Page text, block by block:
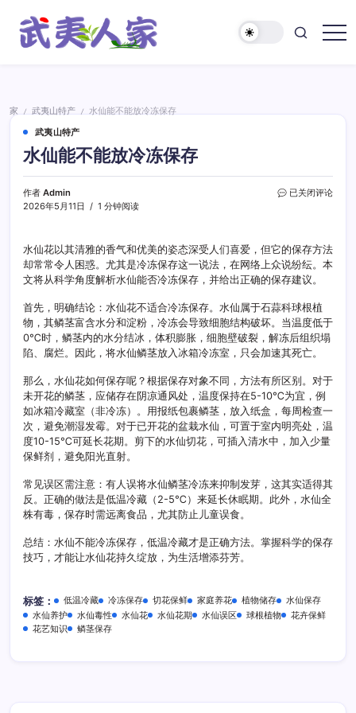
家
家 / 武夷山特产 /
水仙能不能放冷冻保存
武夷山特产
水仙能不能放冷冻保存
作者 Admin
2026年5月11日
1 分钟阅读
水
能
放
冷
冻
存
已关闭评论
水仙花以其清雅的香气和优美的姿态深受人们喜爱，但它的保存方法
却常常令人困惑。尤其是冷冻保存这一说法，在网络上众说纷纭。本
文将从科学角度解析水仙能否冷冻保存，并给出正确的保存建议。
首先，明确结论：水仙花不适合冷冻保存。水仙属于石蒜科球根植
物，其鳞茎富含水分和淀粉，冷冻会导致细胞结构破坏。当温度低于
0℃时，鳞茎内的水分结冰，体积膨胀，细胞壁破裂，解冻后组织塌
陷、腐烂。因此，将水仙鳞茎放入冰箱冷冻室，只会加速其死亡。
那么，水仙花如何保存呢？根据保存对象不同，方法有所区别。对于
未开花的鳞茎，应储存在阴凉通风处，温度保持在5-10℃为宜，例
如冰箱冷藏室（非冷冻）。用报纸包裹鳞茎，放入纸盒，每周检查一
次，避免潮湿发霉。对于已开花的盆栽水仙，可置于室内明亮处，温
度10-15℃可延长花期。剪下的水仙切花，可插入清水中，加入少量
保鲜剂，避免阳光直射。
常见误区需注意：有人误将水仙鳞茎冷冻来抑制发芽，这其实适得其
反。正确的做法是低温冷藏（2-5℃）来延长休眠期。此外，水仙全
株有毒，保存时需远离食品，尤其防止儿童误食。
总结：水仙不能冷冻保存，低温冷藏才是正确方法。掌握科学的保存
技巧，才能让水仙花持久绽放，为生活增添芬芳。
标签： 低温冷藏 冷冻保存 切花保鲜 家庭养花 植物储存
水仙保存
水仙养护
水仙毒性 水仙花 水仙花期 水仙误区 球根植物
花卉保鲜
花艺知识
鳞茎保存